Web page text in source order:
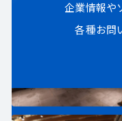
企業情報や
各種お問